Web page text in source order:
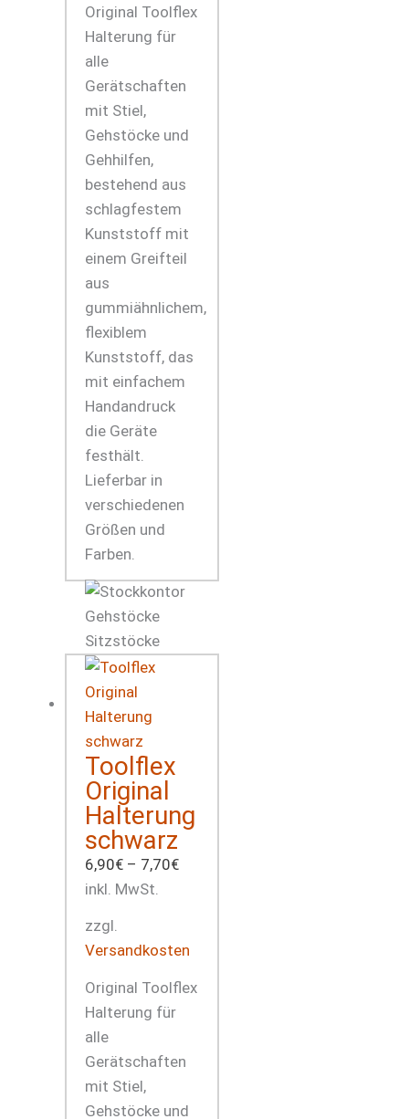
Original Toolflex
Halterung für
alle
Gerätschaften
mit Stiel,
Gehstöcke und
Gehhilfen,
bestehend aus
schlagfestem
Kunststoff mit
einem Greifteil
aus
gummiähnlichem,
flexiblem
Kunststoff, das
mit einfachem
Handandruck
die Geräte
festhält.
Lieferbar in
verschiedenen
Größen und
Farben.
Toolflex
Original
Halterung
schwarz
6,90€ – 7,70€
inkl. MwSt.
zzgl.
Versandkosten
Original Toolflex
Halterung für
alle
Gerätschaften
mit Stiel,
Gehstöcke und